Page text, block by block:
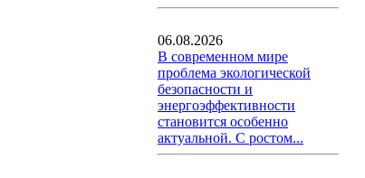
06.08.2026
В современном мире
проблема экологической
безопасности и
энергоэффективности
становится особенно
актуальной. С ростом...